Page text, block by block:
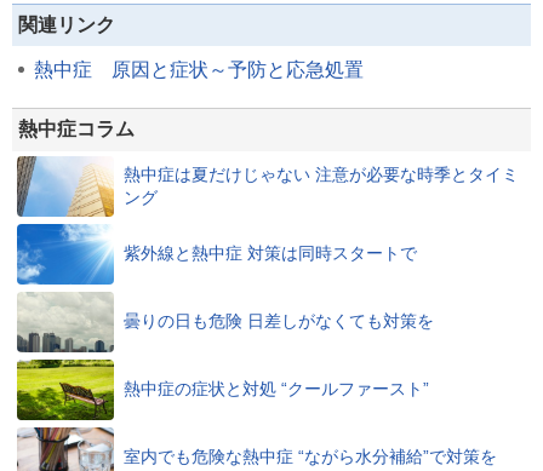
関連リンク
熱中症 原因と症状～予防と応急処置
熱中症コラム
熱中症は夏だけじゃない 注意が必要な時季とタイミ
ング
紫外線と熱中症 対策は同時スタートで
曇りの日も危険 日差しがなくても対策を
熱中症の症状と対処 “クールファースト”
室内でも危険な熱中症 “ながら水分補給”で対策を